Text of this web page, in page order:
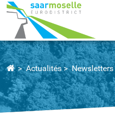
Actualités Newsletters